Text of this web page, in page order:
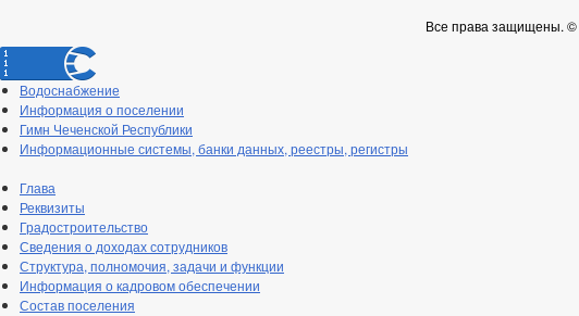
Все права защищены. ©
Водоснабжение
Информация о поселении
Гимн Чеченской Республики
Информационные системы, банки данных, реестры, регистры
Глава
Реквизиты
Градостроительство
Сведения о доходах сотрудников
Структура, полномочия, задачи и функции
Информация о кадровом обеспечении
Состав поселения